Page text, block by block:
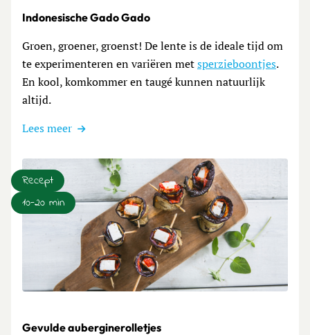
Indonesische Gado Gado
Groen, groener, groenst! De lente is de ideale tijd om
te experimenteren en variëren metsperzieboontjes.
En kool, komkommer en taugé kunnen natuurlijk
altijd.
Lees meer
Recept
10-20 min
Gevulde auberginerolletjes